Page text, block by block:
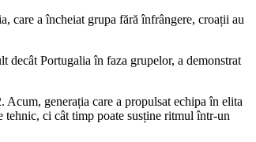
care a încheiat grupa fără înfrângere, croații au
decât Portugalia în faza grupelor, a demonstrat
generația care a propulsat echipa în elita
tehnic, ci cât timp poate susține ritmul într-un